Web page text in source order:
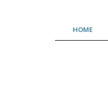
HOME